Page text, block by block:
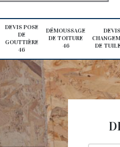
DEVIS POSE
DE
GOUTTIÈRE
46
DÉMOUSSAGE
DE TOITURE
46
DEVIS
DE